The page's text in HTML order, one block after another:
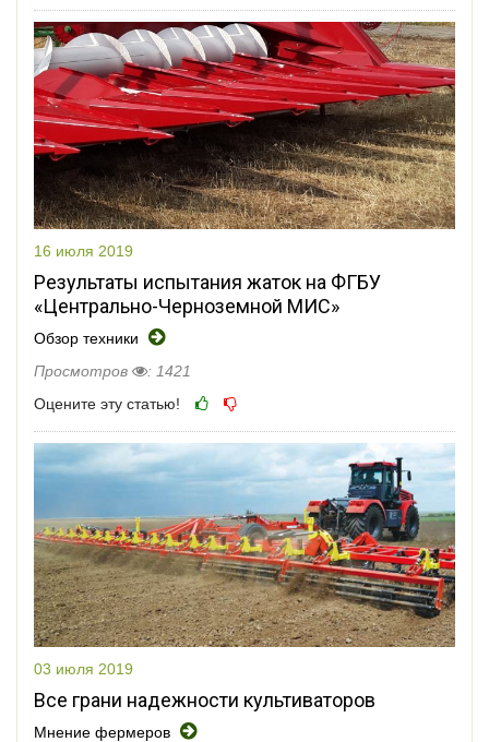
16 июля 2019
Результаты испытания жаток на ФГБУ
«Центрально-Черноземной МИС»
Обзор техники
Просмотров
: 1421
Оцените эту статью!
03 июля 2019
Все грани надежности культиваторов
Мнение фермеров